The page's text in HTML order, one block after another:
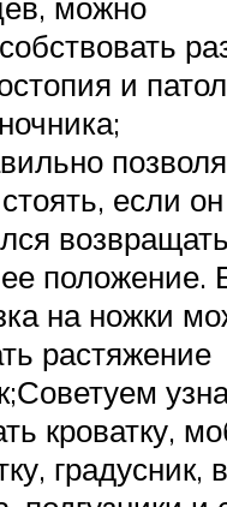
и
если
положение.
на ножки
растяжение
кроватку,
градусник,